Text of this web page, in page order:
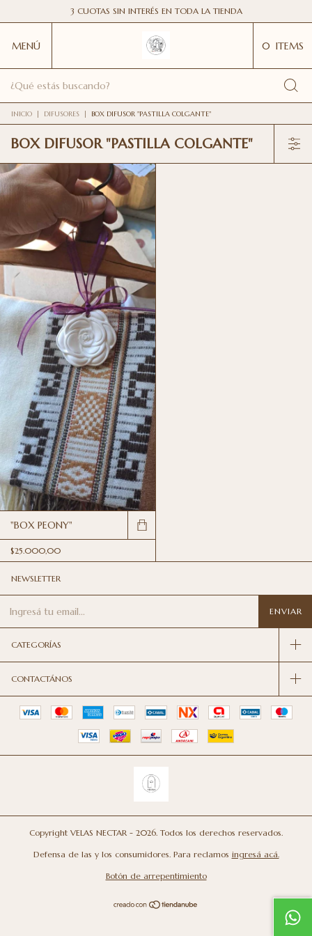
3 CUOTAS SIN INTERÉS EN TODA LA TIENDA
MENÚ 0 ITEMS
INICIO | DIFUSORES | BOX DIFUSOR "PASTILLA COLGANTE"
BOX DIFUSOR "PASTILLA COLGANTE"
"BOX PEONY"
$25.000,00
NEWSLETTER
CATEGORÍAS
CONTACTÁNOS
Copyright VELAS NECTAR - 2026. Todos los derechos reservados.
Defensa de las y los consumidores. Para reclamos ingresá acá.
Botón de arrepentimiento